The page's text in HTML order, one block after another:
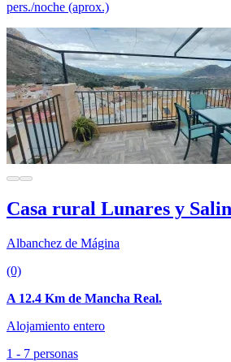
pers./noche (aprox.)
Casa rural Lunares y
Albanchez de Mágina
(0)
A 12.4 Km de Mancha Real.
Alojamiento entero
1 - 7 personas